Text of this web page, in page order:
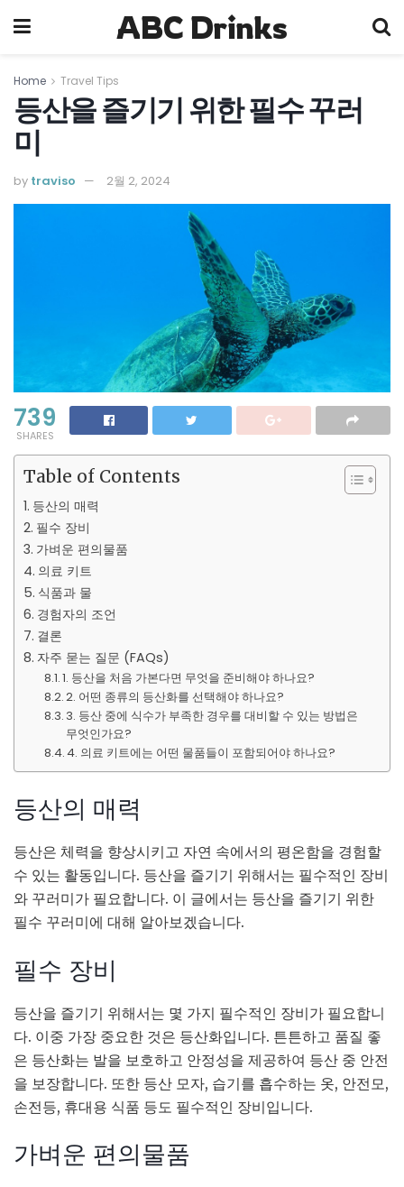
ABC Drinks
Home Travel Tips
등산을 즐기기 위한 필수 꾸러
미
by traviso 2월 2, 2024
739
SHARES
Table of Contents
등산의 매력
필수 장비
가벼운 편의물품
의료 키트
식품과 물
경험자의 조언
결론
자주 묻는 질문 (FAQs)
1. 등산을 처음 가본다면 무엇을 준비해야 하나요?
2. 어떤 종류의 등산화를 선택해야 하나요?
3. 등산 중에 식수가 부족한 경우를 대비할 수 있는 방법은
무엇인가요?
4. 의료 키트에는 어떤 물품들이 포함되어야 하나요?
등산의 매력
등산은 체력을 향상시키고 자연 속에서의 평온함을 경험할
수 있는 활동입니다. 등산을 즐기기 위해서는 필수적인 장비
와 꾸러미가 필요합니다. 이 글에서는 등산을 즐기기 위한
필수 꾸러미에 대해 알아보겠습니다.
필수 장비
등산을 즐기기 위해서는 몇 가지 필수적인 장비가 필요합니
다. 이중 가장 중요한 것은 등산화입니다. 튼튼하고 품질 좋
은 등산화는 발을 보호하고 안정성을 제공하여 등산 중 안전
을 보장합니다. 또한 등산 모자, 습기를 흡수하는 옷, 안전모,
손전등, 휴대용 식품 등도 필수적인 장비입니다.
가벼운 편의물품